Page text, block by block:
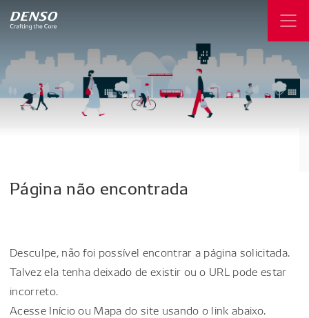
Página não encontrada
Desculpe, não foi possível encontrar a página solicitada.
Talvez ela tenha deixado de existir ou o URL pode estar
incorreto.
Acesse Início ou Mapa do site usando o link abaixo.